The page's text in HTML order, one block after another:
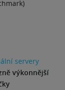
servery
výkonnější